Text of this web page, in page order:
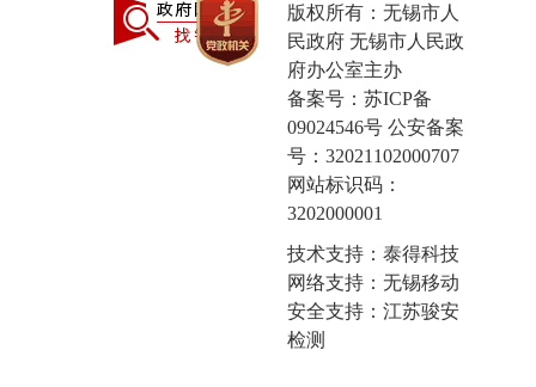
版权所有：无锡市人
民政府 无锡市人民政
府办公室主办
备案号： 苏ICP备
09024546号 公安备案
号：32021102000707
网站标识码：
3202000001
技术支持：泰得科技
网络支持：无锡移动
安全支持：江苏骏安
检测